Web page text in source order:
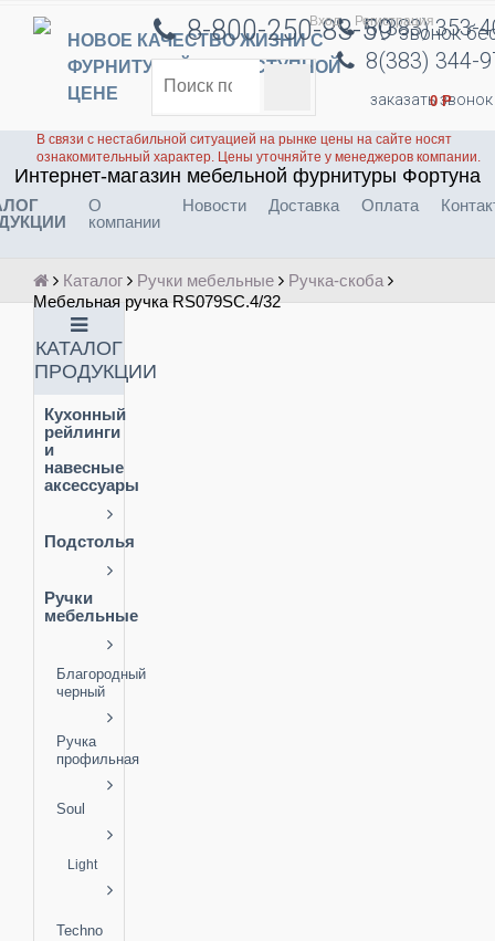
Вход Регистрация
НОВОЕ КАЧЕСТВО ЖИЗНИ С
ФУРНИТУРОЙ ПО ДОСТУПНОЙ
ЦЕНЕ
8-800-250-83-59звонок
8(383) 353-
8(383) 344-
заказать звонок
0Р
В связи с нестабильной ситуацией на рынке цены на сайте носят
ознакомительный характер. Цены уточняйте у менеджеров компании.
Интернет-магазин мебельной фурнитуры Фортуна
О
компании
Новости Доставка Оплата
Каталог Ручки мебельные
Ручка-скоба
Мебельная ручка RS079SC.4/32
КАТАЛОГ
ПРОДУКЦИИ
Кухонный
рейлинги
и
навесные
аксессуары
Подстолья
Ручки
мебельные
Благородный
черный
Ручка
профильная
Soul
Light
Techno